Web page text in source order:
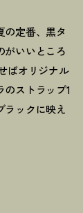
定番、黒タ
がいいところ
ばオリジナル
のストラップ1
ラックに映え